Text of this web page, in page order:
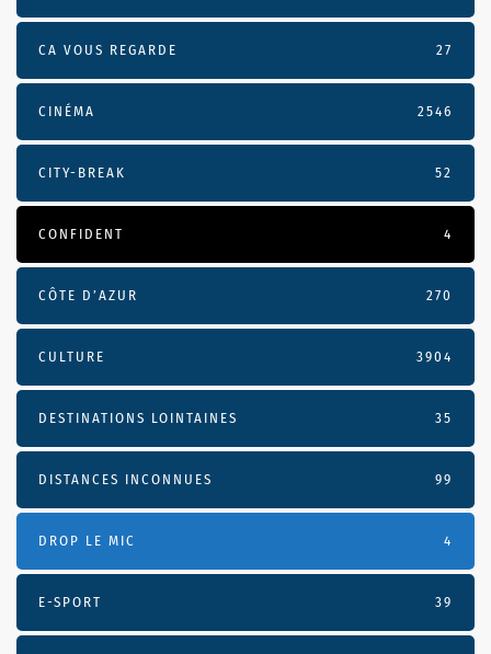
CA VOUS REGARDE 27
CINÉMA 2546
CITY-BREAK 52
CONFIDENT 4
CÔTE D’AZUR 270
CULTURE 3904
DESTINATIONS LOINTAINES 35
DISTANCES INCONNUES 99
DROP LE MIC 4
E-SPORT 39